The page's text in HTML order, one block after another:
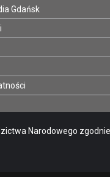
Gdańsk
Narodowego